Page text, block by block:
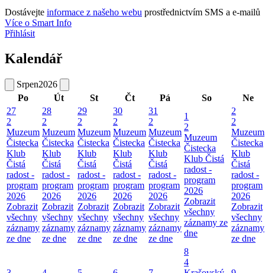
Dostávejte informace z našeho webu prostřednictvím SMS a e-mailů
Více o Smart Info
Přihlásit
Kalendář
Srpen2026
Po
Út St Čt Pá So
Ne
27
2
Muzeum
Čistecka
Klub
Čistá
radost -
program
2026
Zobrazit
všechny
záznamy
ze dne
28
2
Muzeum
Čistecka
Klub
Čistá
radost -
program
2026
Zobrazit
všechny
záznamy
ze dne
29
2
Muzeum
Čistecka
Klub
Čistá
radost -
program
2026
Zobrazit
všechny
záznamy
ze dne
30
2
Muzeum
Čistecka
Klub
Čistá
radost -
program
2026
Zobrazit
všechny
záznamy
ze dne
31
2
Muzeum
Čistecka
Klub
Čistá
radost -
program
2026
Zobrazit
všechny
záznamy
ze dne
1
2
Muzeum
Čistecka
Klub Čistá
radost -
program
2026
Zobrazit
všechny
záznamy ze
dne
2
2
Muzeum
Čistecka
Klub
Čistá
radost -
program
2026
Zobrazit
všechny
záznamy
ze dne
8
4